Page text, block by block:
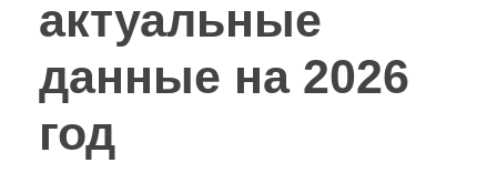
актуальные
данные на 2026
год